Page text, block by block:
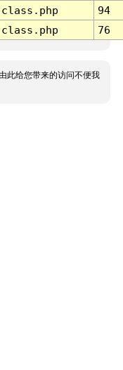
94
76
此给您带来的访问不便我